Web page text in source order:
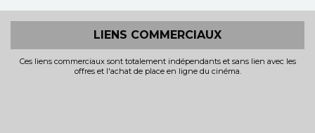
LIENS COMMERCIAUX
Ces liens commerciaux sont totalement indépendants et sans lien avec les
offres et l'achat de place en ligne du cinéma.